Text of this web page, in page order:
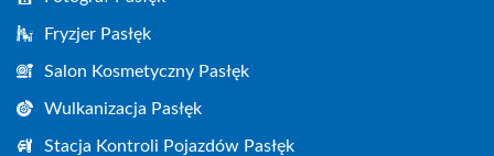
Fryzjer Pasłęk
Salon Kosmetyczny Pasłęk
Wulkanizacja Pasłęk
Stacja Kontroli Pojazdów Pasłęk